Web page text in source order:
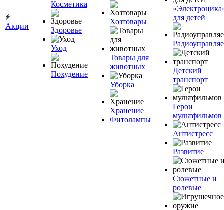
Акции
Косметика
Здоровье
Уход
Похудение
Хозтовары
Товары для
животных
Уборка
Хранение
Фитолампы
для детей
Детский
транспорт
Герои
мультфильмов
Антистресс
Развитие
Сюжетные и
ролевые